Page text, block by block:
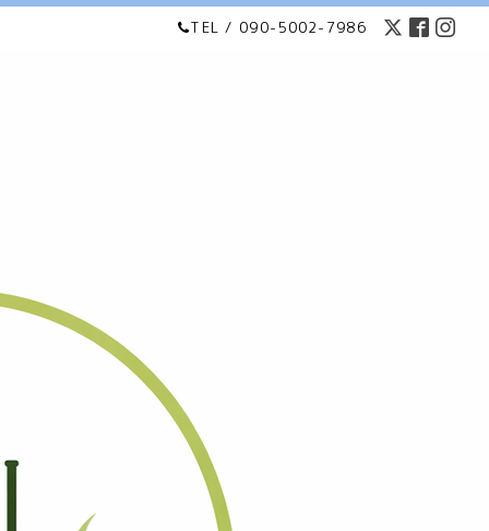
TEL / 090-5002-7986